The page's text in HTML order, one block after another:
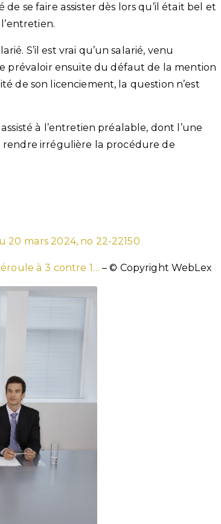
de se faire assister dès lors qu’il était bel et
S’il est vrai qu’un salarié, venu
prévaloir ensuite du défaut de la mention
de son licenciement, la question n’est
à l’entretien préalable, dont l’une
rendre irrégulière la procédure de
20 mars 2024, no 22-22150
à 3 contre 1… – © Copyright WebLex